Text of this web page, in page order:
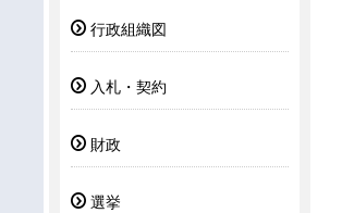
行政組織図
入札・契約
財政
選挙